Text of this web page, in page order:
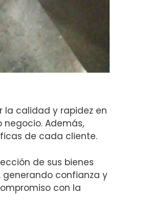
la calidad y rapidez en
Además,
de cada cliente.
de sus bienes
generando confianza y
con la